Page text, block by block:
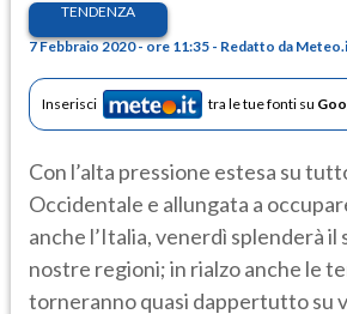
TENDENZA
7 Febbraio 2020 - ore 11:35 - Redatto da
Inserisci tra le tue fonti su
Con l’alta pressione estesa su
Occidentale e allungata a
anche l’Italia, venerdì splenderà il
nostre regioni; in rialzo anche le
torneranno quasi dappertutto su